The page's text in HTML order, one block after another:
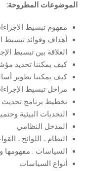
الموضوعات المطروحة:
مفهوم تبسيط
أهداف وفوائد تبسيط
العلاقة بين تبسيط
كيف يمكننا تحديد
كيف يمكننا تطوير
مراحل تبسيط
تخطيط برنامج تحديث
التحديات البيئية
المدخل النظامي
النظام ـ اللوائح ـ
السياسات : مفهومها
أنواع السياسات